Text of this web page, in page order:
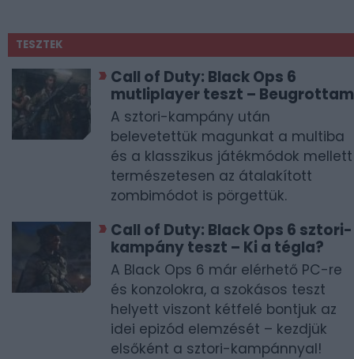
TESZTEK
Call of Duty: Black Ops 6
mutliplayer teszt – Beugrottam
A sztori-kampány után
belevetettük magunkat a multiba
és a klasszikus játékmódok mellett
természetesen az átalakított
zombimódot is pörgettük.
Call of Duty: Black Ops 6 sztori-
kampány teszt – Ki a tégla?
A Black Ops 6 már elérhető PC-re
és konzolokra, a szokásos teszt
helyett viszont kétfelé bontjuk az
idei epizód elemzését – kezdjük
elsőként a sztori-kampánnyal!